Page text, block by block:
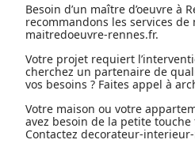
Besoin d’un maître d’oeuvre à
recommandons les services
maitredoeuvre-rennes.fr.
Votre projet requiert
cherchez un partenaire de
vos besoins ? Faites appel à
Votre maison ou votre
avez besoin de la petite touche
Contactez decorateur-